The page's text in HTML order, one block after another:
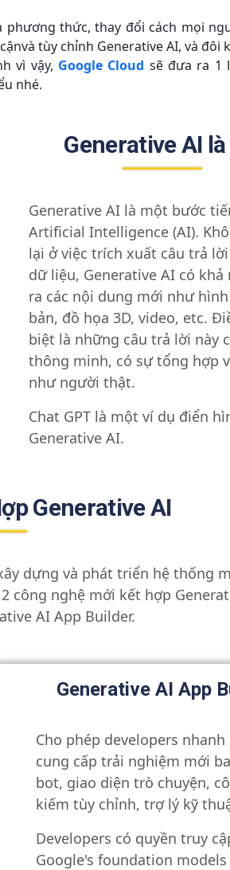
thức, thay đổi cách mọi
tùy chỉnh Generative AI, và đôi
vì vậy, Google Cloud sẽ đưa ra 1
nhé.
Generative AI
Generative AI là một bước
Artificial Intelligence (AI).
lại ở việc trích xuất câu trả
dữ liệu, Generative AI có khả
ra các nội dung mới như
bản, đồ họa 3D, video, etc.
biệt là những câu trả lời này
thông minh, có sự tổng hợp
như người thật.
Chat GPT là một ví dụ điển
Generative AI.
Generative AI
dựng và phát triển hệ thống
công nghệ mới kết hợp
AI App Builder.
Generative AI App
Cho phép developers nhanh
cung cấp trải nghiệm mới
bot, giao diện trò chuyện,
kiếm tùy chỉnh, trợ lý kỹ
Developers có quyền truy
Google's foundation